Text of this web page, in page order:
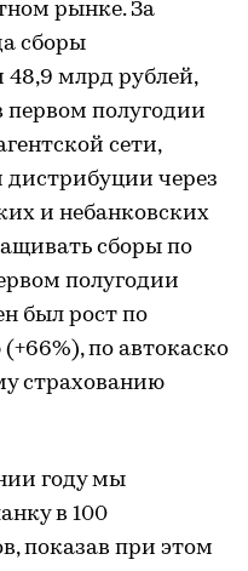
рынке. За
сборы
48,9 млрд рублей,
первом полугодии
сети,
через
и небанковских
сборы по
полугодии
был рост по
по автокаско
страхованию
году мы
в 100
показав при этом